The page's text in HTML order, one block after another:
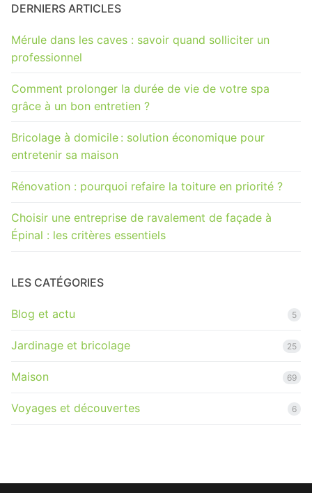
DERNIERS ARTICLES
Mérule dans les caves : savoir quand solliciter un
professionnel
Comment prolonger la durée de vie de votre spa
grâce à un bon entretien ?
Bricolage à domicile : solution économique pour
entretenir sa maison
Rénovation : pourquoi refaire la toiture en priorité ?
Choisir une entreprise de ravalement de façade à
Épinal : les critères essentiels
LES CATÉGORIES
Blog et actu 5
Jardinage et bricolage 25
Maison 69
Voyages et découvertes 6